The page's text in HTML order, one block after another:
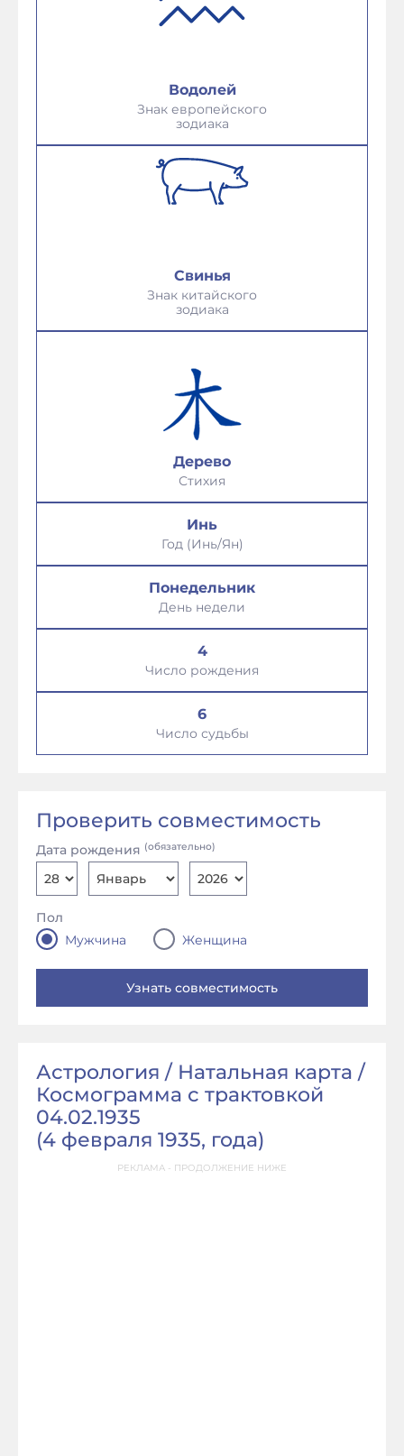
Водолей
Знак европейского
зодиака
Свинья
Знак китайского
зодиака
Дерево
Стихия
Инь
Год (Инь/Ян)
Понедельник
День недели
4
Число рождения
6
Число судьбы
Проверить совместимость
Дата рождения (обязательно)
Пол
Мужчина
Женщина
Астрология / Натальная карта /
Космограмма с трактовкой
04.02.1935
(4 февраля 1935, года)
РЕКЛАМА - ПРОДОЛЖЕНИЕ НИЖЕ